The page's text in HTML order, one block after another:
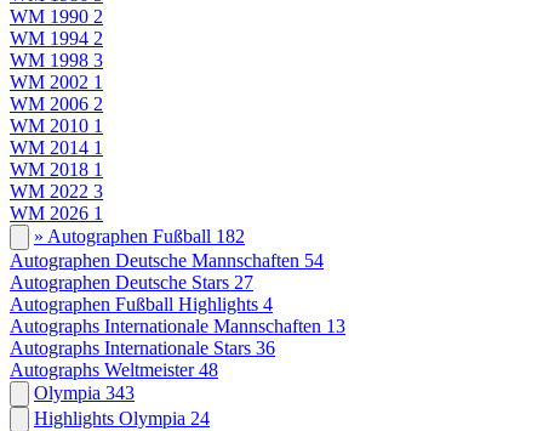
WM 1990 2
WM 1994 2
WM 1998 3
WM 2002 1
WM 2006 2
WM 2010 1
WM 2014 1
WM 2018 1
WM 2022 3
WM 2026 1
» Autographen Fußball 182
Autographen Deutsche Mannschaften 54
Autographen Deutsche Stars 27
Autographen Fußball Highlights 4
Autographs Internationale Mannschaften 13
Autographs Internationale Stars 36
Autographs Weltmeister 48
Olympia 343
Highlights Olympia 24